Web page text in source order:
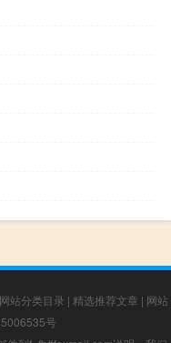
网站分类目录 | 精选推荐文章 | 网站
号